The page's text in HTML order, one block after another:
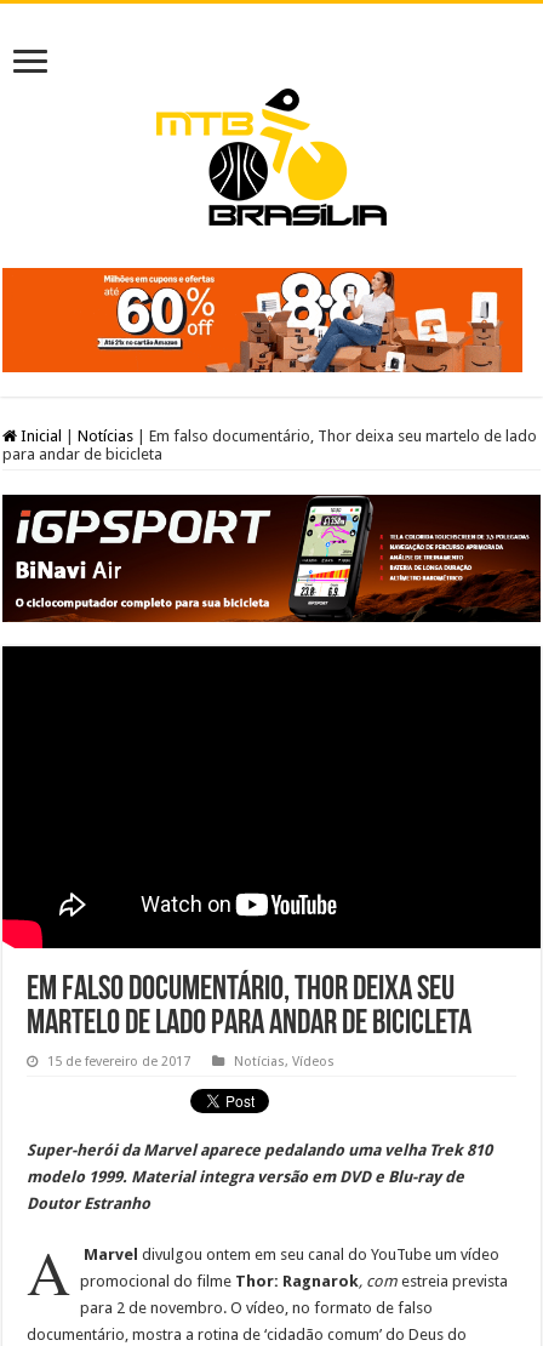
Inicial Notícias
Em falso documentário, Thor deixa seu martelo de lado
para andar de bicicleta
Em falso documentário, Thor deixa seu
martelo de lado para andar de bicicleta
15 de fevereiro de 2017 Notícias,Vídeos
Super-herói da Marvel aparece pedalando uma velha Trek 810
modelo 1999. Material integra versão em DVD e Blu-ray de
Doutor Estranho
A Marvel divulgou ontem em seu canal do YouTube um vídeo
promocional do filme Thor: Ragnarok, com estreia prevista
para 2 de novembro. O vídeo, no formato de falso
documentário, mostra a rotina de ‘cidadão comum’ do Deus do